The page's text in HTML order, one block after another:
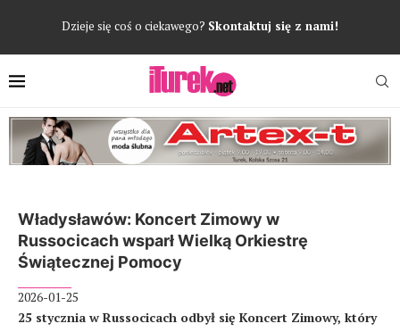
Dzieje się coś o ciekawego? Skontaktuj się z nami!
Władysławów: Koncert Zimowy w
Russocicach wsparł Wielką Orkiestrę
Świątecznej Pomocy
2026-01-25
25 stycznia w Russocicach odbył się Koncert Zimowy, który